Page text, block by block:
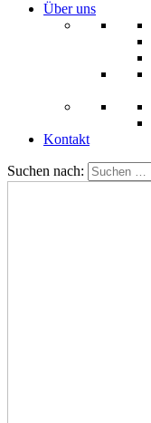
Über uns
Kontakt
Suchen nach: